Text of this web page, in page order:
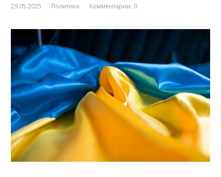
29.05.2025 Политика Комментарии: 0